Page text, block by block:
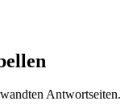
Antwortseiten.